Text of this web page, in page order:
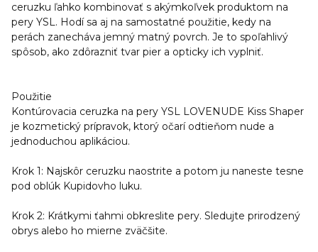
ceruzku ľahko kombinovať s akýmkoľvek produktom na
pery YSL. Hodí sa aj na samostatné použitie, kedy na
perách zanecháva jemný matný povrch. Je to spoľahlivý
spôsob, ako zdôrazniť tvar pier a opticky ich vyplniť.
Použitie
Kontúrovacia ceruzka na pery YSL LOVENUDE Kiss Shaper
je kozmetický prípravok, ktorý očarí odtieňom nude a
jednoduchou aplikáciou.
Krok 1: Najskôr ceruzku naostrite a potom ju naneste tesne
pod oblúk Kupidovho luku.
Krok 2: Krátkymi ťahmi obkreslite pery. Sledujte prirodzený
obrys alebo ho mierne zväčšite.